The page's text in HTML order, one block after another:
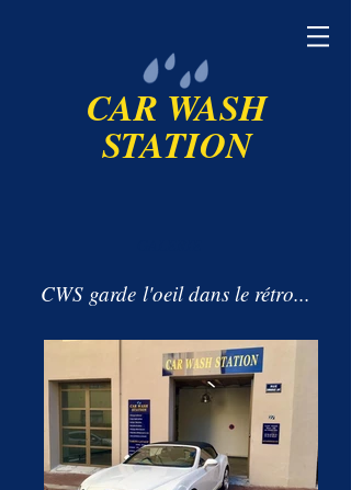
CAR WASH
STATION
CWS garde l'oeil dans le rétro...